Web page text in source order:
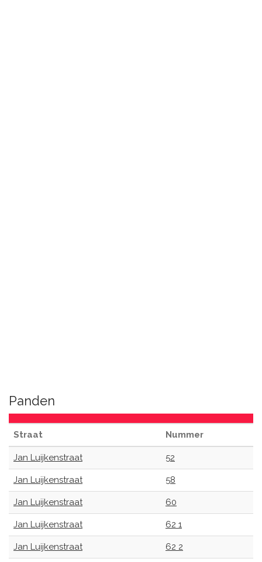
Panden
Straat Nummer
Jan Luijkenstraat 52
Jan Luijkenstraat 58
Jan Luijkenstraat 60
Jan Luijkenstraat 62 1
Jan Luijkenstraat 62 2